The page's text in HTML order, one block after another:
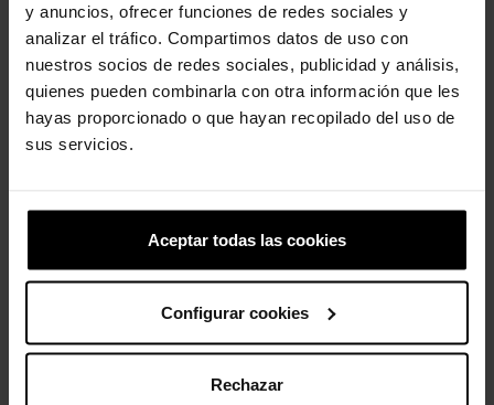
y anuncios, ofrecer funciones de redes sociales y
analizar el tráfico. Compartimos datos de uso con
nuestros socios de redes sociales, publicidad y análisis,
quienes pueden combinarla con otra información que les
hayas proporcionado o que hayan recopilado del uso de
sus servicios.
Aceptar todas las cookies
Configurar cookies
Rechazar
Pez estrella
5,99 € 4,79 €
Zuecos de niños Pikachu...
59,90 € 47,92 €
4 otros productos de la misma